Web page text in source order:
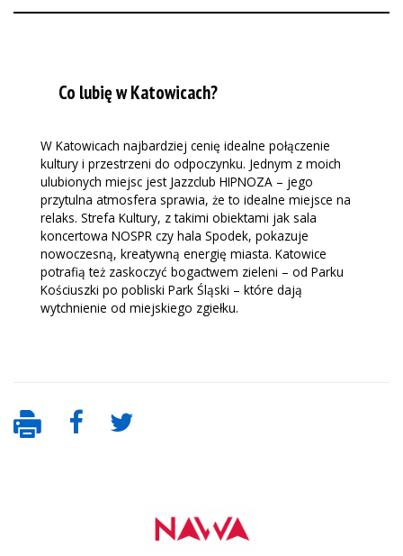
Co lubię w Katowicach?
W Katowicach najbardziej cenię idealne połączenie
kultury i przestrzeni do odpoczynku. Jednym z moich
ulubionych miejsc jest Jazzclub HIPNOZA – jego
przytulna atmosfera sprawia, że to idealne miejsce na
relaks. Strefa Kultury, z takimi obiektami jak sala
koncertowa NOSPR czy hala Spodek, pokazuje
nowoczesną, kreatywną energię miasta. Katowice
potrafią też zaskoczyć bogactwem zieleni – od Parku
Kościuszki po pobliski Park Śląski – które dają
wytchnienie od miejskiego zgiełku.